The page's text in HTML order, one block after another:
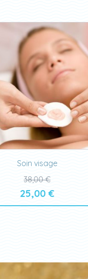
Soin visage
38,00€
25,00€